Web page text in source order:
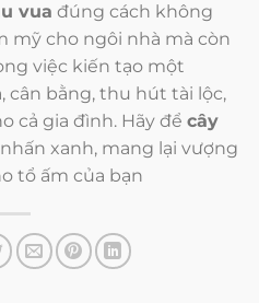
vua đúng cách không
mỹ cho ngôi nhà mà còn
việc kiến tạo một
cân bằng, thu hút tài lộc,
cả gia đình. Hãy để cây
xanh, mang lại vượng
tổ ấm của bạn